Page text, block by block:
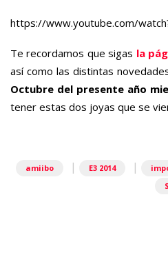
https://www.youtube.com/
Te recordamos que sigas la
así como las distintas
Octubre del presente año
tener estas dos joyas que se
amiibo | E3 2014 |